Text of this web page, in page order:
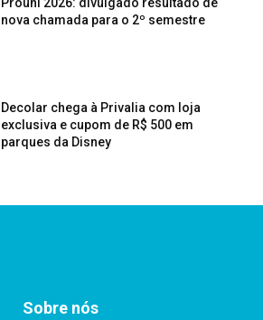
nova chamada para o 2º semestre
Decolar chega à Privalia com loja
exclusiva e cupom de R$ 500 em
parques da Disney
Sobre nós